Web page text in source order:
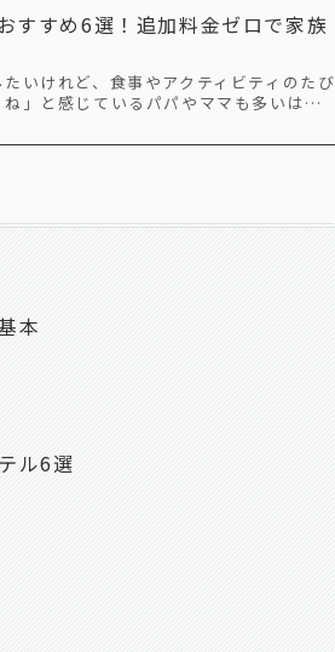
すすめ6選！追加料金ゼロで家族
いけれど、食事やアクティビティのたび
」と感じているパパやママも多いは…
本
ル6選